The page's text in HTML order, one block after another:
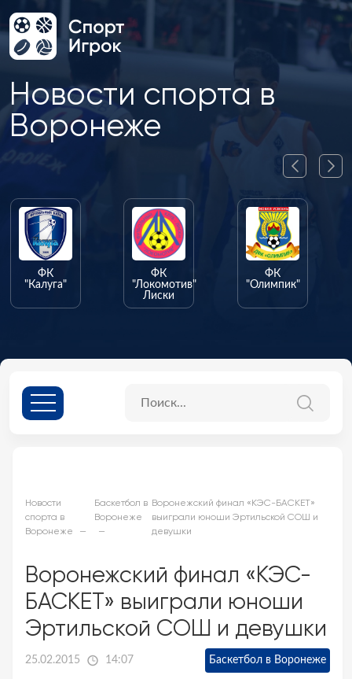
Новости спорта в
Воронеже
ФК
"Калуга"
ФК
"Локомотив"
Лиски
ФК
"Олимпик"
Новости
спорта в
Воронеже
Баскетбол в
Воронеже
Воронежский финал «КЭС-БАСКЕТ»
выиграли юноши Эртильской СОШ и
девушки
Воронежский финал «КЭС-
БАСКЕТ» выиграли юноши
Эртильской СОШ и девушки
25.02.2015 14:07 Баскетбол в Воронеже